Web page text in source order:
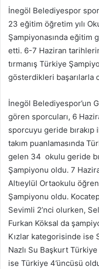
İnegöl Belediyespor spor
23 eğitim öğretim yılı
Şampiyonasında eğitim
etti. 6-7 Haziran
tırmanış Türkiye
gösterdikleri başarılarla
İnegöl Belediyespor’un
gören sporcuları, 6
sporcuyu geride bırakıp
takım puanlamasında
gelen 34 okulu geride
Şampiyonu oldu. 7
Altıeylül Ortaokulu
Şampiyonu oldu.
Sevimli 2’nci olurken,
Furkan Köksal da
Kızlar kategorisinde ise
Nazlı Su Başkurt
ise Türkiye 4’üncüsü